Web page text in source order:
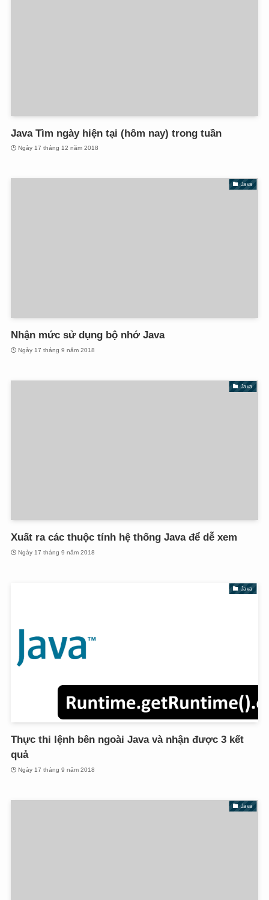
Java Tìm ngày hiện tại (hôm nay) trong tuần
Ngày 17 tháng 12 năm 2018
Java
Nhận mức sử dụng bộ nhớ Java
Ngày 17 tháng 9 năm 2018
Java
Xuất ra các thuộc tính hệ thống Java để dễ xem
Ngày 17 tháng 9 năm 2018
Java
Thực thi lệnh bên ngoài Java và nhận được 3 kết
quả
Ngày 17 tháng 9 năm 2018
Java